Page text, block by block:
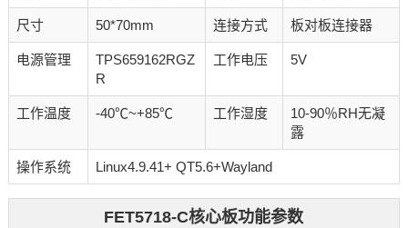
尺寸 50*70mm 连接方式 板对板连接器
电源管理
TPS659162RGZ
R
工作电压 5V
工作温度 -40℃~+85℃ 工作湿度
10-90％RH无凝
露
操作系统 Linux4.9.41+ QT5.6+Wayland
FET5718-C核心板功能参数